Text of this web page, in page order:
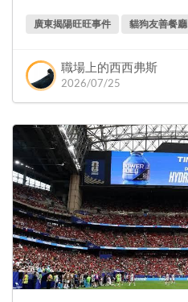
廣東揭陽旺旺事件 貓狗友善餐廳
職場上的西西弗斯
2026/07/25